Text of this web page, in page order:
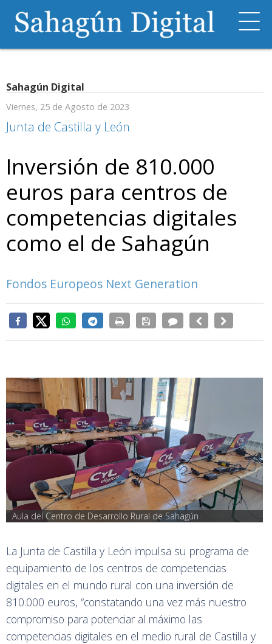
Sahagún Digital
Viernes, 25 de Agosto de 2023
Junta de Castilla y León
Inversión de 810.000
euros para centros de
competencias digitales
como el de Sahagún
Fondos Europeos Next Generation
Aula del Centro de Desarrollo Rural de Sahagún
La Junta de Castilla y León impulsa su programa de
equipamiento de los centros de competencias
digitales en el mundo rural con una inversión de
810.000 euros, “constatando una vez más nuestro
compromiso para potenciar al máximo las
competencias digitales en el medio rural de Castilla y